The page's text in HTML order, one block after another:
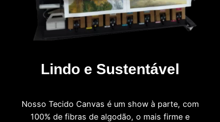
Lindo e Sustentável
Nosso Tecido Canvas é um show à parte, com
100% de fibras de algodão, o mais firme e